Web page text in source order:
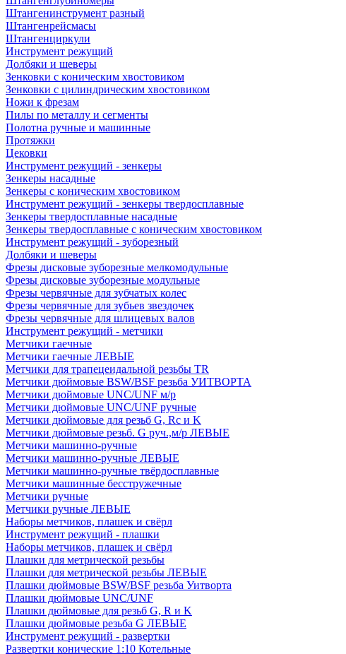
Штангенинструмент разный
Штангенрейсмасы
Штангенциркули
Инструмент режущий
Долбяки и шеверы
Зенковки с коническим хвостовиком
Зенковки с цилиндрическим хвостовиком
Ножи к фрезам
Пилы по металлу и сегменты
Полотна ручные и машинные
Протяжки
Цековки
Инструмент режущий - зенкеры
Зенкеры насадные
Зенкеры с коническим хвостовиком
Инструмент режущий - зенкеры твердосплавные
Зенкеры твердосплавные насадные
Зенкеры твердосплавные с коническим хвостовиком
Инструмент режущий - зуборезный
Долбяки и шеверы
Фрезы дисковые зуборезные мелкомодульные
Фрезы дисковые зуборезные модульные
Фрезы червячные для зубчатых колес
Фрезы червячные для зубьев звездочек
Фрезы червячные для шлицевых валов
Инструмент режущий - метчики
Метчики гаечные
Метчики гаечные ЛЕВЫЕ
Метчики для трапецеидальной резьбы TR
Метчики дюймовые BSW/BSF резьба УИТВОРТА
Метчики дюймовые UNC/UNF м/р
Метчики дюймовые UNC/UNF ручные
Метчики дюймовые для резьб G, Rc и K
Метчики дюймовые резьб. G руч.,м/р ЛЕВЫЕ
Метчики машинно-ручные
Метчики машинно-ручные ЛЕВЫЕ
Метчики машинно-ручные твёрдосплавные
Метчики машинные бесстружечные
Метчики ручные
Метчики ручные ЛЕВЫЕ
Наборы метчиков, плашек и свёрл
Инструмент режущий - плашки
Наборы метчиков, плашек и свёрл
Плашки для метрической резьбы
Плашки для метрической резьбы ЛЕВЫЕ
Плашки дюймовые BSW/BSF резьба Уитворта
Плашки дюймовые UNC/UNF
Плашки дюймовые для резьб G, R и K
Плашки дюймовые резьба G ЛЕВЫЕ
Инструмент режущий - развертки
Развертки конические 1:10 Котельные